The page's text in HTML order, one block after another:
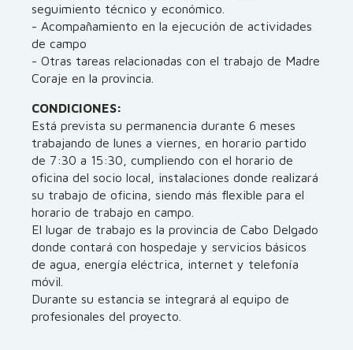
seguimiento técnico y económico.
- Acompañamiento en la ejecución de actividades
de campo
- Otras tareas relacionadas con el trabajo de Madre
Coraje en la provincia.
CONDICIONES:
Está prevista su permanencia durante 6 meses
trabajando de lunes a viernes, en horario partido
de 7:30 a 15:30, cumpliendo con el horario de
oficina del socio local, instalaciones donde realizará
su trabajo de oficina, siendo más flexible para el
horario de trabajo en campo.
El lugar de trabajo es la provincia de Cabo Delgado
donde contará con hospedaje y servicios básicos
de agua, energía eléctrica, internet y telefonía
móvil.
Durante su estancia se integrará al equipo de
profesionales del proyecto.